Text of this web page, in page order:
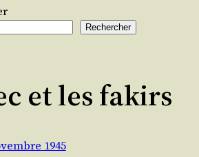
Rechercher
et les fakirs
1945